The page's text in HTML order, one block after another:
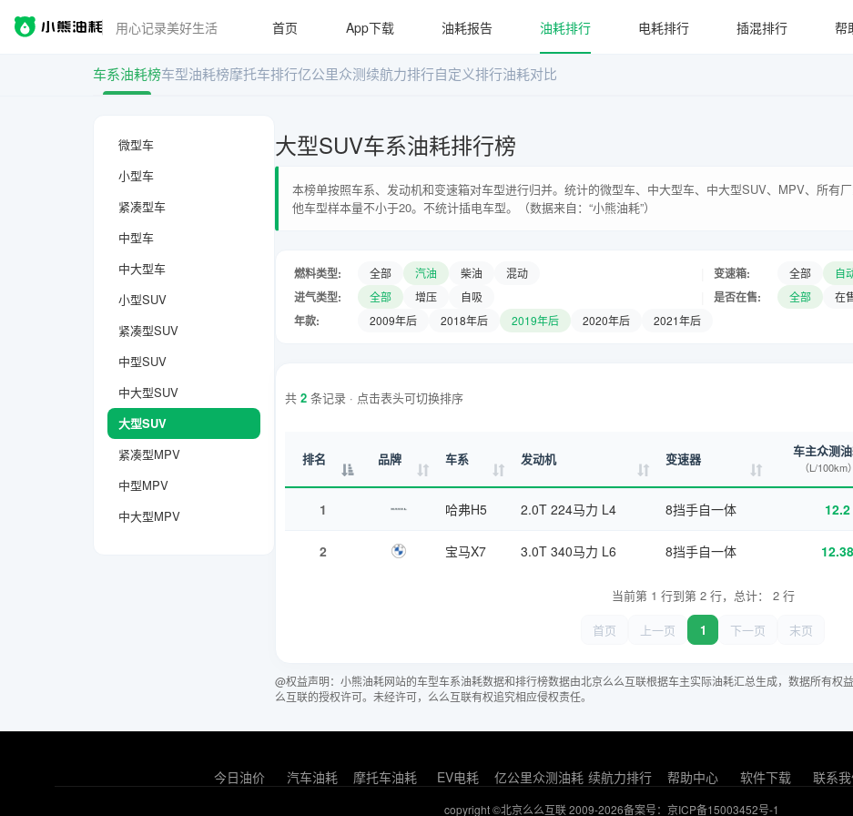
用心记录美好生活 首页 App下载 油耗报告 油耗排行 电耗排行 插混排行 帮
车系油耗榜车型油耗榜摩托车排行亿公里众测续航力排行自定义排行油耗对比
微型车
小型车
紧凑型车
中型车
中大型车
小型SUV
紧凑型SUV
中型SUV
中大型SUV
大型SUV
紧凑型MPV
中型MPV
中大型MPV
大型SUV车系油耗排行榜
本榜单按照车系、发动机和变速箱对车型进行归并。统计的微型车、中大型车、中大型SUV、MPV、所有
他车型样本量不小于20。不统计插电车型。（数据来自：“小熊油耗”）
燃料类型: 全部 汽油 柴油 混动 变速箱: 全部 自
进气类型: 全部 增压 自吸 是否在售: 全部 在
年款: 2009年后 2018年后 2019年后 2020年后 2021年后
共 2 条记录 · 点击表头可切换排序
排名 品牌 车系 发动机 变速器 车主众测
（L/100km）
1 哈弗H5 2.0T 224马力 L4 8挡手自一体 12.2
2 宝马X7 3.0T 340马力 L6 8挡手自一体 12.38
当前第 1 行到第 2 行，总计： 2 行
首页
上一页 1 下一页 末页
@权益声明：小熊油耗网站的车型车系油耗数据和排行榜数据由北京么么互联根据车主实际油耗汇总生成，数据所有权
么互联的授权许可。未经许可，么么互联有权追究相应侵权责任。
今日油价 汽车油耗 摩托车油耗 EV电耗 亿公里众测油耗 续航力排行 帮助中心 软件下载 联系
copyright ©北京么么互联 2009-2026备案号：京ICP备15003452号-1